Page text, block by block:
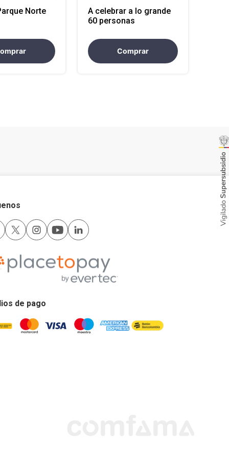
Norte
A celebrar a lo grande
60 personas
Comprar
de pago